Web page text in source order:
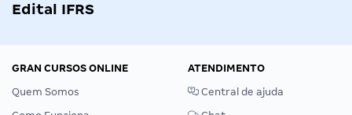
Edital IFRS
GRAN CURSOS ONLINE
Quem Somos
ATENDIMENTO
Central de ajuda